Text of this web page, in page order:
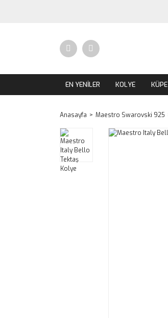
EN YENİLER KOLYE KÜPE
Anasayfa Maestro Swarovski 925